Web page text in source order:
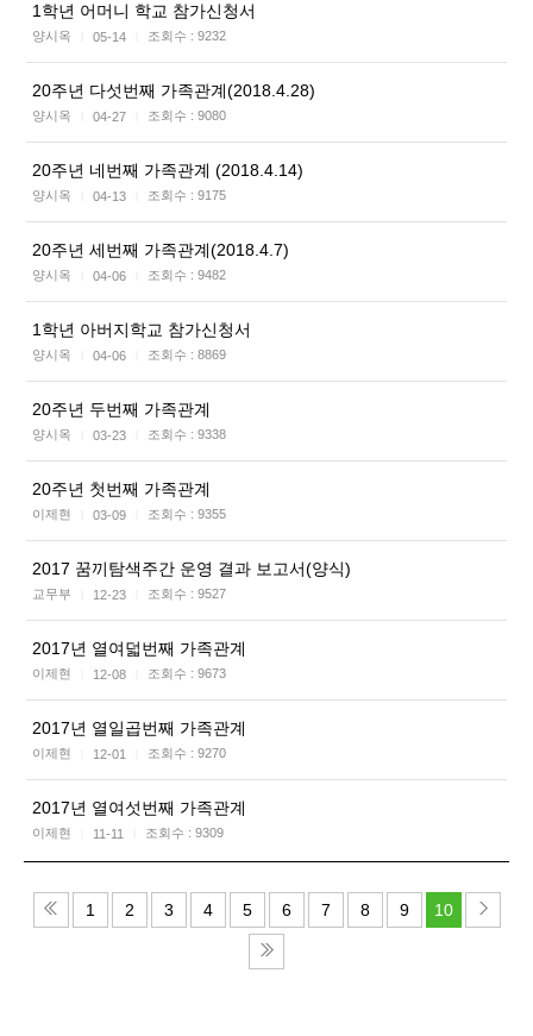
1학년 어머니 학교 참가신청서
양시옥 05-14 조회수 : 9232
20주년 다섯번째 가족관계(2018.4.28)
양시옥 04-27 조회수 : 9080
20주년 네번째 가족관계 (2018.4.14)
양시옥 04-13 조회수 : 9175
20주년 세번째 가족관계(2018.4.7)
양시옥 04-06 조회수 : 9482
1학년 아버지학교 참가신청서
양시옥 04-06 조회수 : 8869
20주년 두번째 가족관계
양시옥 03-23 조회수 : 9338
20주년 첫번째 가족관계
이제현 03-09 조회수 : 9355
2017 꿈끼탐색주간 운영 결과 보고서(양식)
교무부 12-23 조회수 : 9527
2017년 열여덟번째 가족관계
이제현 12-08 조회수 : 9673
2017년 열일곱번째 가족관계
이제현 12-01 조회수 : 9270
2017년 열여섯번째 가족관계
이제현 11-11 조회수 : 9309
1 2 3 4 5 6 7 8 9 10